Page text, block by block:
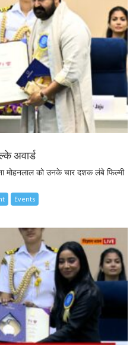
अवार्ड
मोहनलाल को उनके चार दशक लंबे फिल्मी
Events